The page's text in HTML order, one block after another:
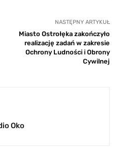
NASTĘPNY ARTYKUŁ
Miasto Ostrołęka zakończyło
realizację zadań w zakresie
Ochrony Ludności i Obrony
Cywilnej
Oko